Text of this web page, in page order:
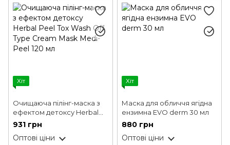
Хіт
Очищаюча пілінг-маска з
ефектом детоксу Herbal
Peel Tox Wash Off Type
Cream Mask Medi-Peel 120
мл
931 грн
Оптові ціни
Хіт
Маска для обличчя ягідна
ензимна EVO derm 30 мл
880 грн
Оптові ціни